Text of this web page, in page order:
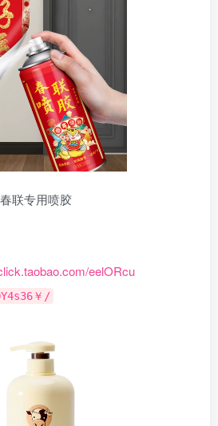
联专用喷胶
eelORcu
￥/